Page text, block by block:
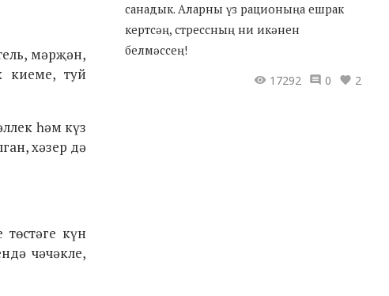
мәрҗән,
киеме, туй
һәм күз
хәзер дә
күн
чәчәкле,
санадык. Аларны үз рационыңа ешрак
кертсәң, стрессның ни икәнен
белмәссең!
17292
0 2